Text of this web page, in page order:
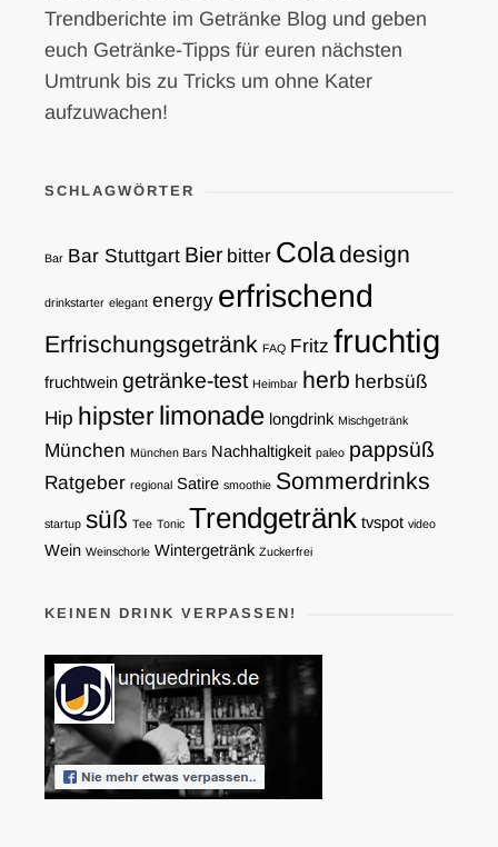
Trendberichte im Getränke Blog und geben
euch Getränke-Tipps für euren nächsten
Umtrunk bis zu Tricks um ohne Kater
aufzuwachen!
SCHLAGWÖRTER
Bar Bar Stuttgart Bier bitter Coladesign
drinkstarter elegant energy erfrischend
Erfrischungsgetränk FAQ Fritz fruchtig
fruchtwein getränke-test Heimbar herb herbsüß
Hip hipsterlimonade longdrink Mischgetränk
München München Bars Nachhaltigkeit paleo pappsüß
Ratgeber regional Satire smoothie Sommerdrinks
startup süß Tee Tonic Trendgetränk tvspot video
Wein Weinschorle Wintergetränk Zuckerfrei
KEINEN DRINK VERPASSEN!